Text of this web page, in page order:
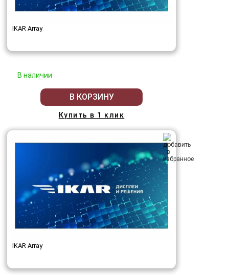
IKAR Array
В наличии
В КОРЗИНУ
Купить в 1 клик
IKAR Array